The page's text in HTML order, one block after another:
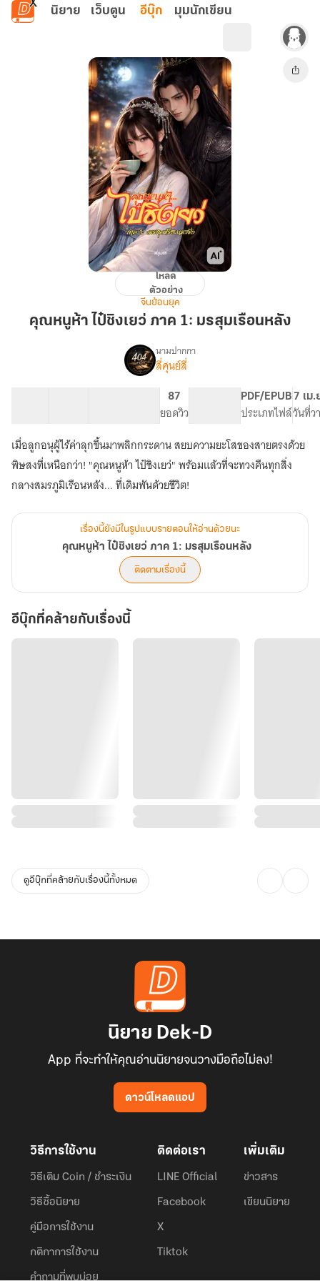
ข้ามไปยังเนื้อหาหลัก
นิยาย เว็บตูน อีบุ๊ก มุมนักเขียน
ห้า
เรือน
หลัง
โหลด
ตัวอย่าง
จีนย้อนยุค
คุณหนูห้า ไป๋ชิงเยว่ ภาค 1: มรสุมเรือนหลัง
เรื่อง
คุณ
หนู
ห้า
ไป๋
เยว่
ภาค
1:
มรสุม
หลัง
นามปากกา
สี่ศุนย์สี่
87
ยอดวิว
PDF/EPUB
ประเภทไฟล์
7 เม
วันที่ว
เมื่อลูกอนุผู้ไร้ค่าลุกขึ้นมาพลิกกระดาน สยบความยะโสของสายตรงด้วย
พิษสงที่เหนือกว่า! "คุณหนูห้า ไป๋ชิงเยว่" พร้อมแล้วที่จะทวงคืนทุกสิ่ง
กลางสมรภูมิเรือนหลัง... ที่เดิมพันด้วยชีวิต!
เรื่องนี้ยังมีในรูปแบบรายตอนให้อ่านด้วยนะ
คุณหนูห้า ไป๋ชิงเยว่ ภาค 1: มรสุมเรือนหลัง
ติดตามเรื่องนี้
อีบุ๊กที่คล้ายกับเรื่องนี้
ดูอีบุ๊กที่คล้ายกับเรื่องนี้ทั้งหมด
นิยาย Dek-D
App ที่จะทำให้คุณอ่านนิยายจนวางมือถือไม่ลง!
ดาวน์โหลดแอป
วิธีการใช้งาน
วิธีเติม Coin / ชำระเงิน
วิธีซื้อนิยาย
คู่มือการใช้งาน
กติกาการใช้งาน
คำถามที่พบบ่อย
ติดต่อเรา
LINE Official
Facebook
X
Tiktok
เพิ่มเติม
ข่าวสาร
เขียนนิยาย